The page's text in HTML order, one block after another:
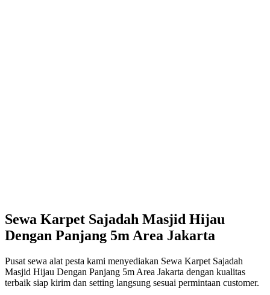
Sewa Karpet Sajadah Masjid Hijau
Dengan Panjang 5m Area Jakarta
Pusat sewa alat pesta kami menyediakan Sewa Karpet Sajadah
Masjid Hijau Dengan Panjang 5m Area Jakarta dengan kualitas
terbaik siap kirim dan setting langsung sesuai permintaan customer.